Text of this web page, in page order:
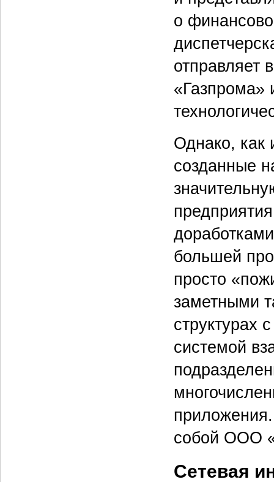
о
отправляет
«Газпрома»
Однако, как
созданные
большей
просто
заметными
структурах
системой
собой ООО
Сетевая